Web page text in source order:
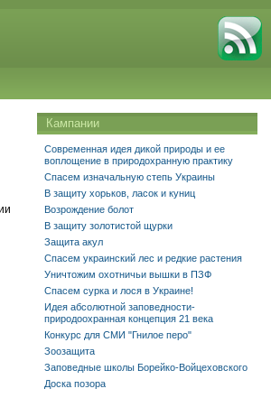
Кампании
Современная идея дикой природы и ее
воплощение в природохранную практику
Спасем изначальную степь Украины
В защиту хорьков, ласок и куниц
Возрождение болот
В защиту золотистой щурки
Защита акул
Спасем украинский лес и редкие растения
Уничтожим охотничьи вышки в ПЗФ
Спасем сурка и лося в Украине!
Идея абсолютной заповедности-
природоохранная концепция 21 века
Конкурс для СМИ "Гнилое перо"
Зоозащита
Заповедные школы Борейко-Войцеховского
Доска позора